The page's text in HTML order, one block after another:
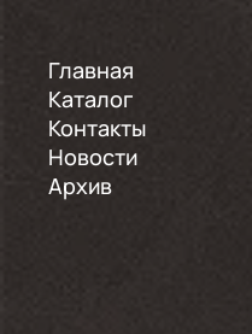
Главная
Каталог
Контакты
Новости
Архив